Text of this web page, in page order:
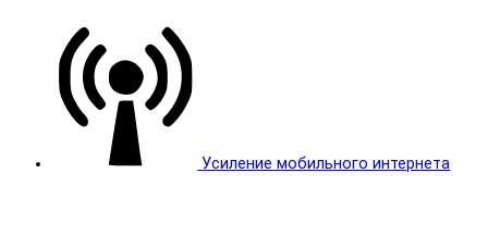
Усиление мобильного интернета